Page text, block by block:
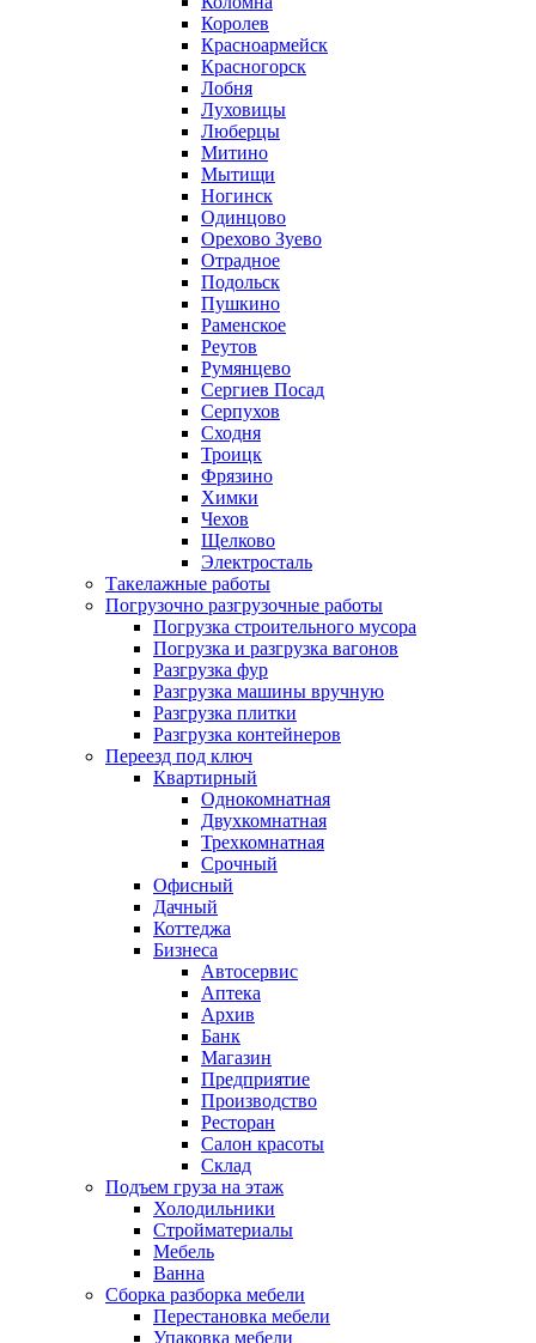
Королев
Красноармейск
Красногорск
Лобня
Луховицы
Люберцы
Митино
Мытищи
Ногинск
Одинцово
Орехово Зуево
Отрадное
Подольск
Пушкино
Раменское
Реутов
Румянцево
Сергиев Посад
Серпухов
Сходня
Троицк
Фрязино
Химки
Чехов
Щелково
Электросталь
Такелажные работы
Погрузочно разгрузочные работы
Погрузка строительного мусора
Погрузка и разгрузка вагонов
Разгрузка фур
Разгрузка машины вручную
Разгрузка плитки
Разгрузка контейнеров
Переезд под ключ
Квартирный
Однокомнатная
Двухкомнатная
Трехкомнатная
Срочный
Офисный
Дачный
Коттеджа
Бизнеса
Автосервис
Аптека
Архив
Банк
Магазин
Предприятие
Производство
Ресторан
Салон красоты
Склад
Подъем груза на этаж
Холодильники
Стройматериалы
Мебель
Ванна
Сборка разборка мебели
Перестановка мебели
Упаковка мебели